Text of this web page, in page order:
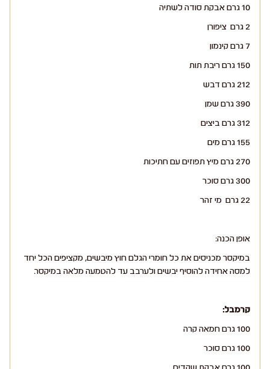
10 גרם אבקת סודה לשתיה
2 גרם ציפורן
7 גרם קינמון
150 גרם ריבת תות
212 גרם דבש
390 גרם שמן
312 גרם ביצים
155 גרם מים
270 גרם מיץ תפוזים עם חתיכות
300 גרם סוכר
22 גרם מי זהר
אופן הכנה:
במיקסר מכניסים את כל חומרי הגלם חוץ מיבשים, מקציפים הכל יחד
למסה אחידה להוסיף יבשים ולערבב עד להטמעה מלאה במיקסר.
קרמבל:
100 גרם חמאה קרה
100 גרם סוכר